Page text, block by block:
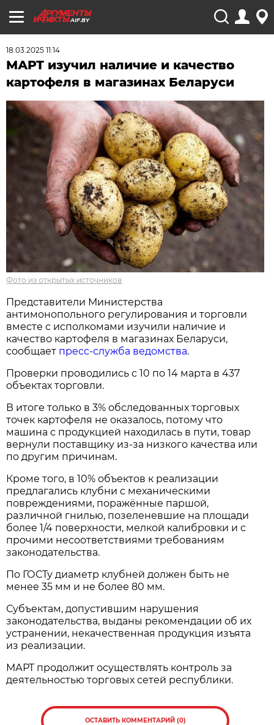
AIF.BY
18.03.2025 11:14
МАРТ изучил наличие и качество
картофеля в магазинах Беларуси
Фото из открытых источников
Представители Министерства
антимонопольного регулирования и торговли
вместе с исполкомами изучили наличие и
качество картофеля в магазинах Беларуси,
сообщает пресс-служба ведомства.
Проверки проводились с 10 по 14 марта в 437
объектах торговли.
В итоге только в 3% обследованных торговых
точек картофеля не оказалось, потому что
машина с продукцией находилась в пути, товар
вернули поставщику из-за низкого качества или
по другим причинам.
Кроме того, в 10% объектов к реализации
предлагались клубни с механическими
повреждениями, поражённые паршой,
различной гнилью, позеленевшие на площади
более 1/4 поверхности, мелкой калибровки и с
прочими несоответствиями требованиям
законодательства.
По ГОСТу диаметр клубней должен быть не
менее 35 мм и не более 80 мм.
Субъектам, допустившим нарушения
законодательства, выданы рекомендации об их
устранении, некачественная продукция изъята
из реализации.
МАРТ продолжит осуществлять контроль за
деятельностью торговых сетей республики.
ОСТАВИТЬ КОММЕНТАРИЙ (0)